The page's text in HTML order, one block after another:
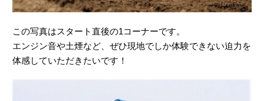
この写真はスタート直後の1コーナーです。
エンジン音や土煙など、ぜひ現地でしか体験できない迫力を
体感していただきたいです！